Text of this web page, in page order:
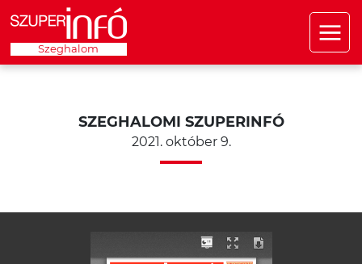
Szeghalom
SZEGHALOMI SZUPERINFÓ
2021. október 9.